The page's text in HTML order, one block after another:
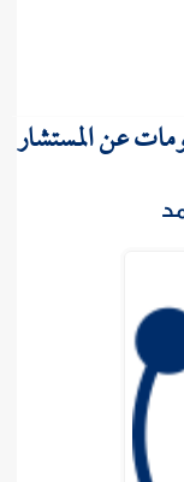
عن المستشار